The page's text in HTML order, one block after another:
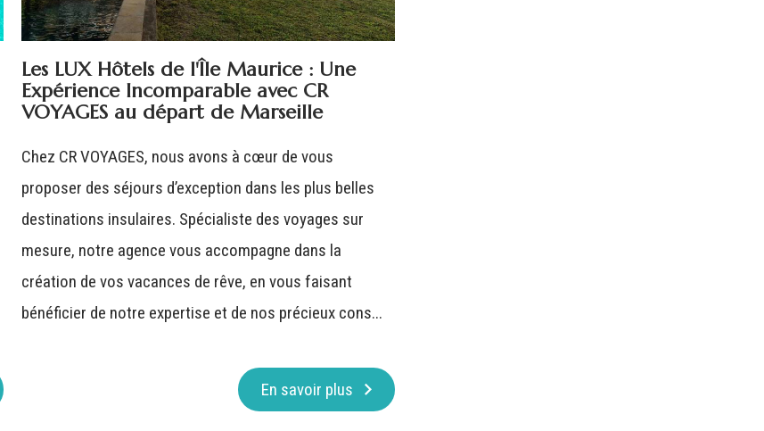
Les LUX Hôtels de l'Île Maurice : Une
Expérience Incomparable avec CR
VOYAGES au départ de Marseille
Chez CR VOYAGES, nous avons à cœur de vous
proposer des séjours d’exception dans les plus belles
destinations insulaires. Spécialiste des voyages sur
mesure, notre agence vous accompagne dans la
création de vos vacances de rêve, en vous faisant
bénéficier de notre expertise et de nos précieux cons...
En savoir plus